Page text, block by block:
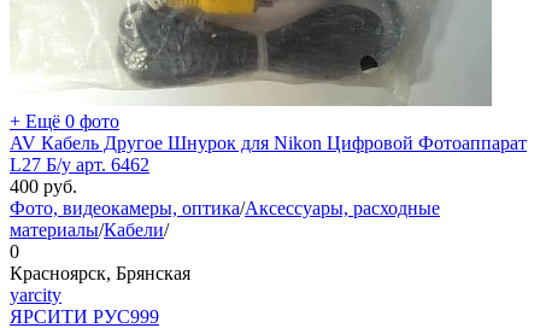
+ Ещё 0 фото
AV Кабель Другое Шнурок для Nikon Цифровой Фотоаппарат
L27 Б/у арт. 6462
400 руб.
Фото, видеокамеры, оптика/Аксессуары, расходные
материалы/Кабели/
0
Красноярск, Брянская
yarcity
ЯРСИТИ РУС999